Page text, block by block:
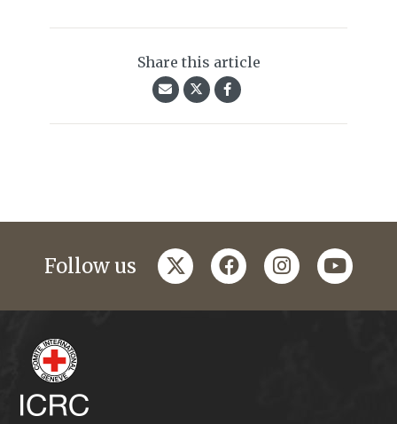
Share this article
Follow us twitterfacebookinstagramyoutube